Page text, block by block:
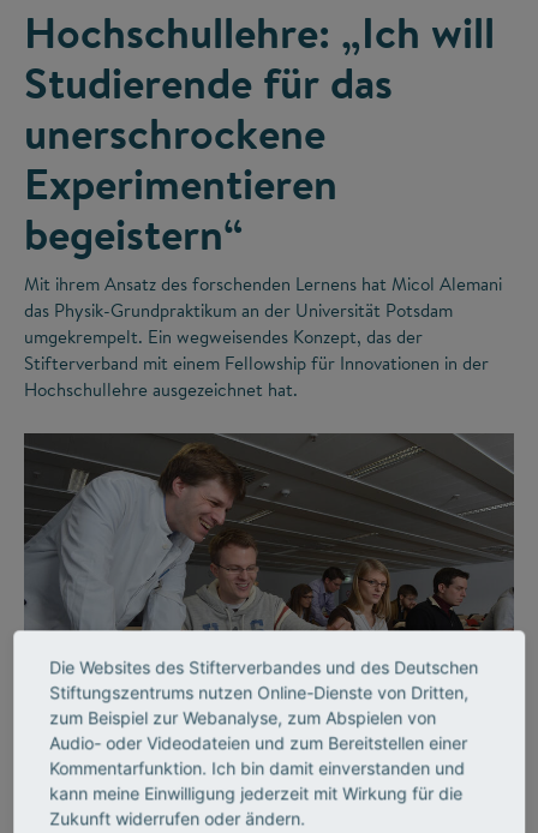
Hochschullehre: „Ich will
Studierende für das
unerschrockene
Experimentieren
begeistern“
Mit ihrem Ansatz des forschenden Lernens hat Micol Alemani
das Physik-Grundpraktikum an der Universität Potsdam
umgekrempelt. Ein wegweisendes Konzept, das der
Stifterverband mit einem Fellowship für Innovationen in der
Hochschullehre ausgezeichnet hat.
©
LEHRE
Lehrende, die begeistern
Die Websites des Stifterverbandes und des Deutschen
Stiftungszentrums nutzen Online-Dienste von Dritten,
zum Beispiel zur Webanalyse, zum Abspielen von
Audio- oder Videodateien und zum Bereitstellen einer
Kommentarfunktion. Ich bin damit einverstanden und
kann meine Einwilligung jederzeit mit Wirkung für die
Zukunft widerrufen oder ändern.